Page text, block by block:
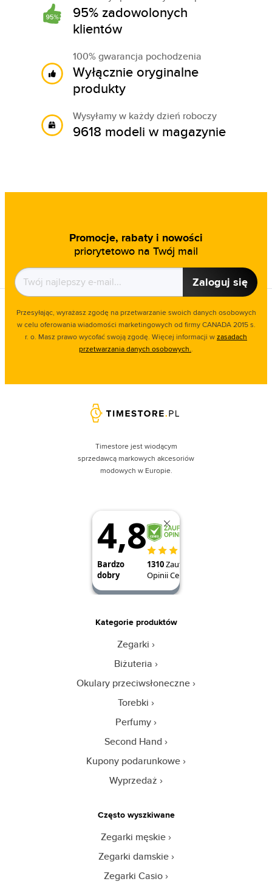
95% zadowolonych
klientów
100% gwarancja pochodzenia
Wyłącznie oryginalne
produkty
Wysyłamy w każdy dzień roboczy
9618 modeli w magazynie
Promocje, rabaty i nowości
priorytetowo na Twój mail
Zaloguj się
Przesyłając, wyrażasz zgodę na przetwarzanie swoich danych osobowych
w celu oferowania wiadomości marketingowych od firmy CANADA 2015 s.
r. o. Masz prawo wycofać swoją zgodę. Więcej informacji wzasadach
przetwarzania danych osobowych..
Timestore jest wiodącym
sprzedawcą markowych akcesoriów
modowych w Europie.
Kategorie produktów
Zegarki
Biżuteria
Okulary przeciwsłoneczne
Torebki
Perfumy
Second Hand
Kupony podarunkowe
Wyprzedaż
Często wyszkiwane
Zegarki męskie
Zegarki damskie
Zegarki Casio